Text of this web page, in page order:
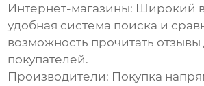
Интернет-магазины: Широкий
удобная система поиска и
возможность прочитать отзывы
покупателей.
Производители: Покупка